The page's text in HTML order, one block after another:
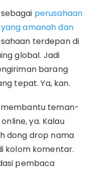
perusahaan
amanah dan
terdepan di
global. Jadi
barang
tepat. Ya, kan.
teman-
ya. Kalau
dong drop nama
kolom komentar.
pembaca